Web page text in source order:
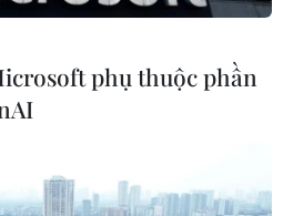
Hỗ trợ
Quảng cáo
phụ thuộc phần